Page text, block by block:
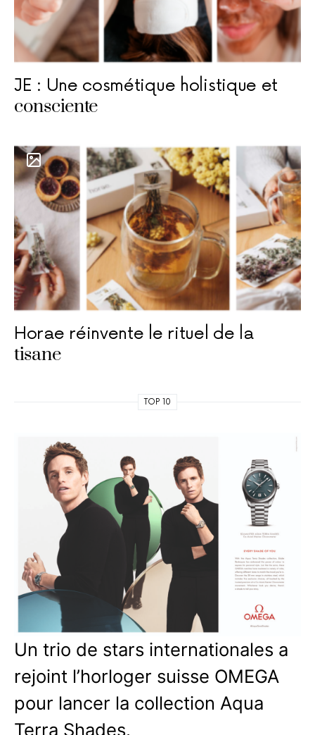
JE : Une cosmétique holistique et
consciente
Horae réinvente le rituel de la
tisane
TOP 10
Un trio de stars internationales a
rejoint l’horloger suisse OMEGA
pour lancer la collection Aqua
Terra Shades.